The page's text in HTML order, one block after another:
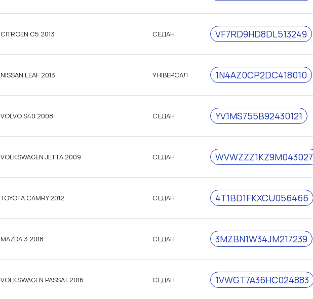
CITROEN C5 2013 СЕДАН VF7RD9HD8DL513249
NISSAN LEAF 2013 УНІВЕРСАЛ 1N4AZ0CP2DC418010
VOLVO S40 2008 СЕДАН YV1MS755B92430121
VOLKSWAGEN JETTA 2009 СЕДАН WVWZZZ1KZ9M043027
TOYOTA CAMRY 2012 СЕДАН 4T1BD1FKXCU056466
MAZDA 3 2018 СЕДАН 3MZBN1W34JM217239
VOLKSWAGEN PASSAT 2016 СЕДАН 1VWGT7A36HC024883